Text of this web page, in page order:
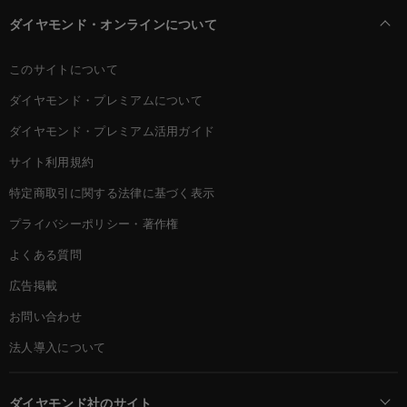
ダイヤモンド・オンラインについて
このサイトについて
ダイヤモンド・プレミアムについて
ダイヤモンド・プレミアム活用ガイド
サイト利用規約
特定商取引に関する法律に基づく表示
プライバシーポリシー・著作権
よくある質問
広告掲載
お問い合わせ
法人導入について
ダイヤモンド社のサイト